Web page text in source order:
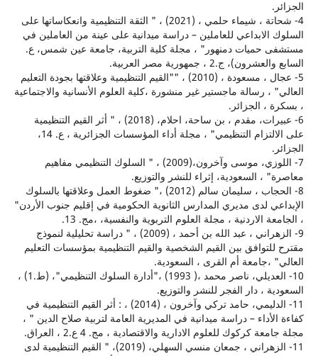
4- شحاتة ، شيماء حلمي ، (2021) ، " الثقة التنظيمية وانعكاساتها على
للعاملين – دراسة ميدانية على عينة من العاملين في
حميات دمنهور" ، مجلة كلية التربية، جامعة عين شمس، ع.
ج.2 ، جمهورية مصر العربية.
5- عجال ، مسعودة ، (2010) ، ""القيم التنظيمية وعلاقتها بجودة التعليم
، رسالة ماجستير غير منشورة ،كلية العلوم الأنسانية والاجتماعية
، الجزائر.
6- عبيرات، مقدم ، بن ساحة، احلام، (2018) ، " أثر القيم التنظيمية
على الالتزام التنظيمي" ، مجلة أداء المؤسسات الجزائرية ، ع. 14،
7- اللوزي، موسى وآخرون،(2009) ، " السلوك التنظيمي مفاهيم
، السعودية، إثراء للنشر والتوزيع.
8- الحجاب ، سليمان سالم (2012) ،" ضغوط العمل وعلاقتها بالسلوك
لدى مديري المدارس الثانوية الحكومية في إقليم جنوب الأردن"
الاردنية ، مجلة العلوم التربوية والنفسية، ،مج. 13.
9- الزهراني ، عبد الله بن أحمد ، (2009) ، " دراسة تحليلية لنموذج
بين القيم الشخصية والقيم التنظيمية بمؤسسات التعليم
،جامعة أم القرى ، السعودية.
10- العديلي، ناصر محمد ،( 1993) ،"أدارة السلوك التنظيمي"، (ط.1) ،
، دار الفجر للنشر والتوزيع.
11- الدليمي، حامد تركي وآخرون ، (2014) ، : أثر القيم التنظيمية في
– دراسة ميدانية في المديرية العامة لتربية صلاح الدين " ،
كركوك للعلوم الادارية والاقتصادية ، مج. 4 ع.2 ، العراق.
11- الزهراني ، جمعان منسي السهلي، (2019)، " القيم التنظيمية لدى